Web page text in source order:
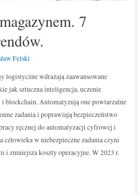
7
Felski
logistyczne wdrażają zaawansowane
jak sztuczna inteligencja, uczenie
blockchain. Automatyzują one powtarzalne
zadania i poprawiają bezpieczeństwo
ręcznej do automatyzacji cyfrowej i
człowieka w niebezpieczne zadania czyni
i zmniejsza koszty operacyjne. W 2023 r.